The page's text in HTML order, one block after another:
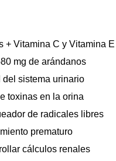
+ Vitamina C y Vitamina E
mg de arándanos
sistema urinario
toxinas en la orina
de radicales libres
prematuro
cálculos renales